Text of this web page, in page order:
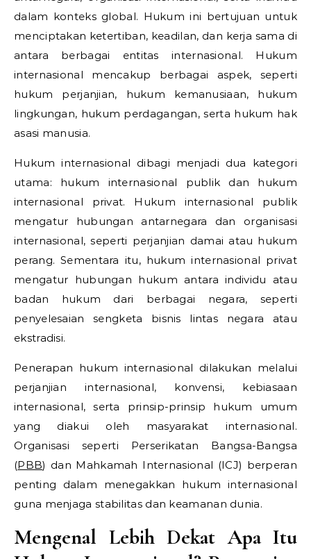
dalam konteks global. Hukum ini bertujuan untuk
menciptakan ketertiban, keadilan, dan kerja sama di
antara berbagai entitas internasional. Hukum
internasional mencakup berbagai aspek, seperti
hukum perjanjian, hukum kemanusiaan, hukum
lingkungan, hukum perdagangan, serta hukum hak
asasi manusia.
Hukum internasional dibagi menjadi dua kategori
utama: hukum internasional publik dan hukum
internasional privat. Hukum internasional publik
mengatur hubungan antarnegara dan organisasi
internasional, seperti perjanjian damai atau hukum
perang. Sementara itu, hukum internasional privat
mengatur hubungan hukum antara individu atau
badan hukum dari berbagai negara, seperti
penyelesaian sengketa bisnis lintas negara atau
ekstradisi.
Penerapan hukum internasional dilakukan melalui
perjanjian internasional, konvensi, kebiasaan
internasional, serta prinsip-prinsip hukum umum
yang diakui oleh masyarakat internasional.
Organisasi seperti Perserikatan Bangsa-Bangsa
(PBB) dan Mahkamah Internasional (ICJ) berperan
penting dalam menegakkan hukum internasional
guna menjaga stabilitas dan keamanan dunia.
Mengenal Lebih Dekat Apa Itu